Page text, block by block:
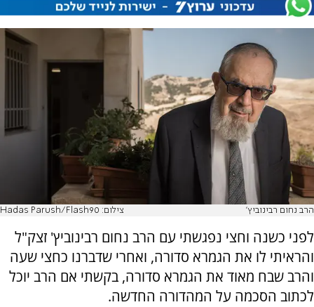
הרב נחום רבינוביץ' צילום: Hadas Parush/Flash90
לפני כשנה וחצי נפגשתי עם הרב נחום רבינוביץ' זצק"ל
והראיתי לו את הגמרא סדורה, ואחרי שדברנו כחצי שעה
והרב שבח מאוד את הגמרא סדורה, בקשתי אם הרב יוכל
לכתוב הסכמה על המהדורה החדשה.